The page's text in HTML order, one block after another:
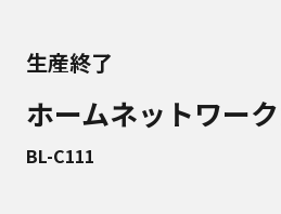
生産終了
ホームネットワー
BL-C111